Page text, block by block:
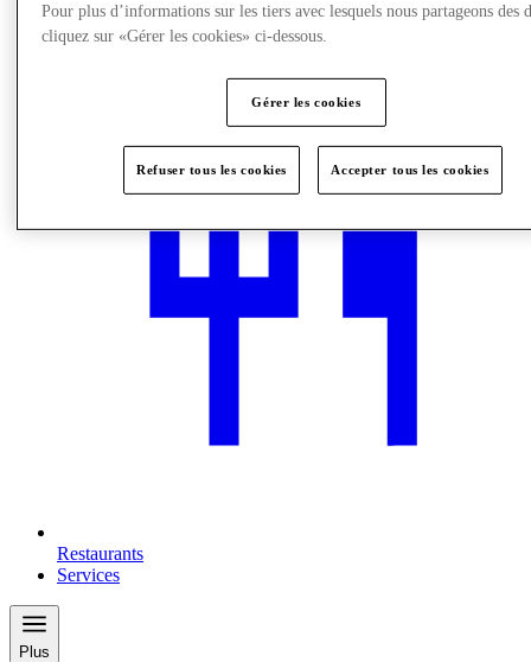
Restaurants
Services
Plus
Pour plus d’informations sur les tiers avec lesquels nous partageons des
cliquez sur «Gérer les cookies» ci-dessous.
Gérer les cookies
Refuser tous les cookies Accepter tous les cookies